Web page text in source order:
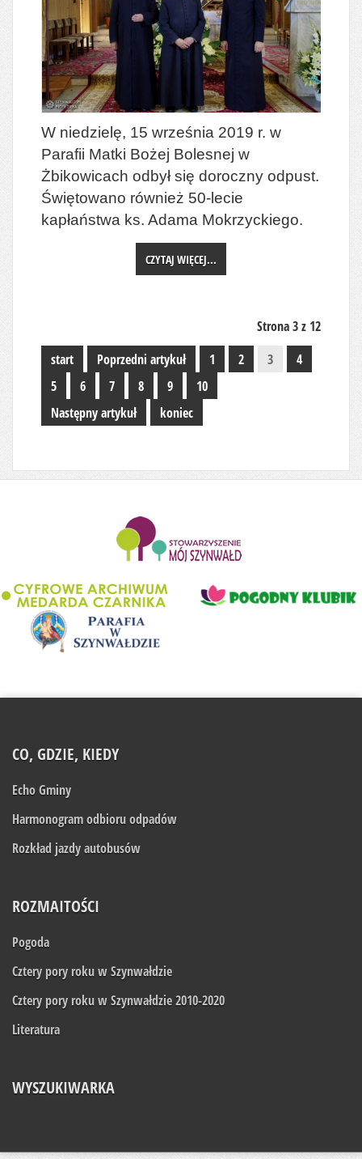
W niedzielę, 15 września 2019 r. w
Parafii Matki Bożej Bolesnej w
Żbikowicach odbył się doroczny odpust.
Świętowano również 50-lecie
kapłaństwa ks. Adama Mokrzyckiego.
CZYTAJ WIĘCEJ...
Strona 3 z 12
start
Poprzedni artykuł 1 2 3
4
5
6 7 8 9
10
Następny artykuł
koniec
CO, GDZIE, KIEDY
Echo Gminy
Harmonogram odbioru odpadów
Rozkład jazdy autobusów
ROZMAITOŚCI
Pogoda
Cztery pory roku w Szynwałdzie
Cztery pory roku w Szynwałdzie 2010-2020
Literatura
WYSZUKIWARKA